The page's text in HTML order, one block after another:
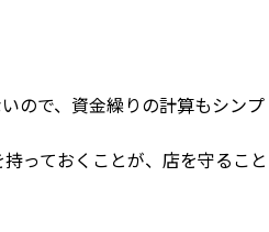
ので、資金繰りの計算もシンプ
っておくことが、店を守ること